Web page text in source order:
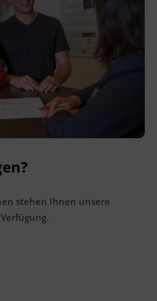
innerhalb der letzten
des bestehenden
der neue
beantragt,
Jahres-Frist immer vom
gehen also keine
stehen Ihnen unsere